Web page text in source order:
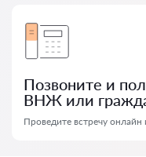
Позвоните и
ВНЖ или
Проведите встречу